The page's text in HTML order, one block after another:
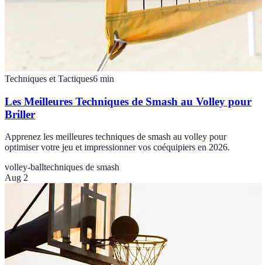
Techniques et Tactiques6 min
Les Meilleures Techniques de Smash au Volley pour
Briller
Apprenez les meilleures techniques de smash au volley pour
optimiser votre jeu et impressionner vos coéquipiers en 2026.
volley-balltechniques de smash
Aug 2